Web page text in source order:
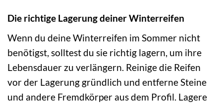
Die richtige Lagerung deiner Winterreifen
Wenn du deine Winterreifen im Sommer nicht
benötigst, solltest du sie richtig lagern, um ihre
Lebensdauer zu verlängern. Reinige die Reifen
vor der Lagerung gründlich und entferne Steine
und andere Fremdkörper aus dem Profil. Lagere